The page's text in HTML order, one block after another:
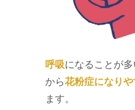
呼吸になることが
から花粉症になり
ます。